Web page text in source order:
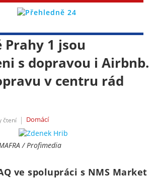
1 jsou
s dopravou i Airbnb.
v centru rád
čtení Domácí
/ Profimedia
ve spolupráci s NMS Market